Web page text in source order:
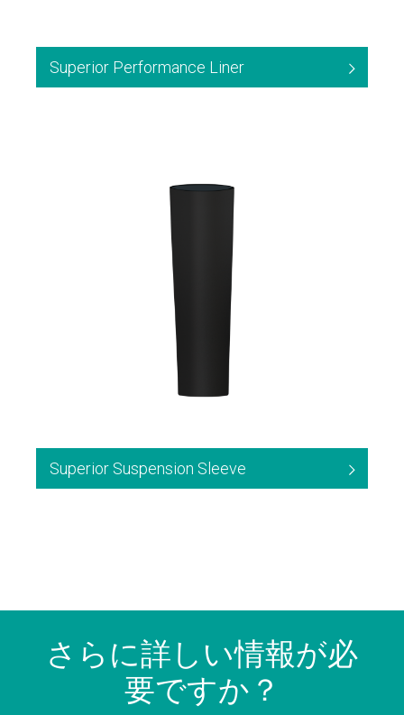
Superior Performance Liner
Superior Suspension Sleeve
さらに詳しい情報が必
要ですか？